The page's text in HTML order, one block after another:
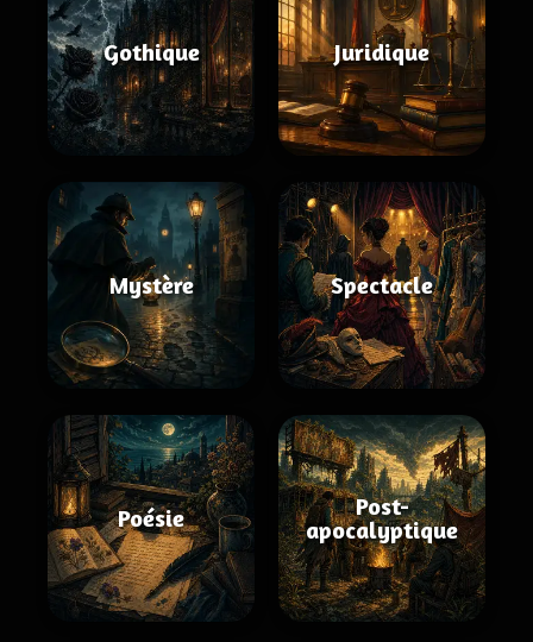
Gothique Juridique
Mystère Spectacle
Poésie
Post-
apocalyptique